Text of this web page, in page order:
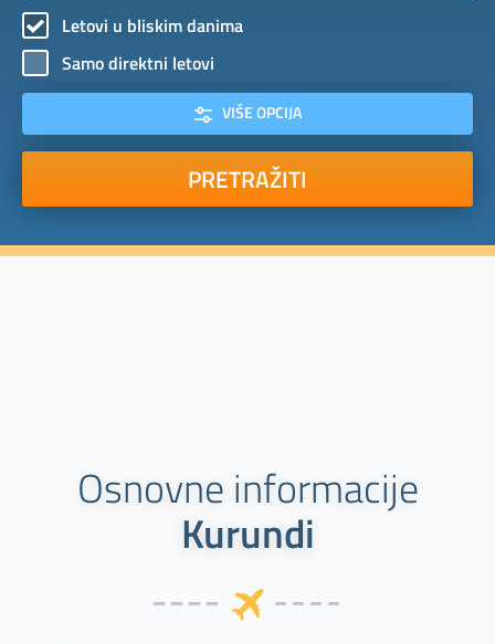
Letovi u bliskim danima
Samo direktni letovi
VIŠE OPCIJA
PRETRAŽITI
Osnovne informacije
Kurundi